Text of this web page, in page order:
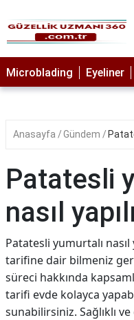
MAKYAJ
MİCROBLADİNG
LAZER
PROTEZ
PEELİNG
ERKEK
BAKIMI
CİLT
BAKIMI
Microblading Eyeliner
Anasayfa Gündem
Patatesli
nasıl
Patatesli yumurtalı nasıl
tarifine dair bilmeniz
süreci hakkında
tarifi evde kolayca
sunabilirsiniz. Sağlıklı